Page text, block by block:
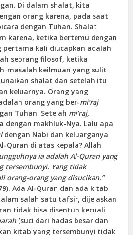
Di dalam shalat, kita
orang karena, pada saat
dengan Tuhan. Shalat
karena, ketika bertemu dengan
pertama kali diucapkan adalah
seorang filosof, ketika
masalah keilmuan yang sulit
shalat dan setelah itu
keluarnya. Orang yang
orang yang ber-mi’raj
Tuhan. Setelah mi’raj,
dengan makhluk-Nya. Lalu apa
dengan Nabi dan keluarganya
Quran di atas kepala? Allah
ia adalah Al-Quran yang
tersembunyi. Yang tidak
orang-orang yang disucikan.”
Ada Al-Quran dan ada kitab
salah satu tafsir, dijelaskan
tidak bisa disentuh kecuali
(suci dari hadas besar dan
kitab yang tersembunyi tidak